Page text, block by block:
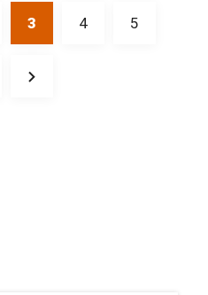
3 4 5